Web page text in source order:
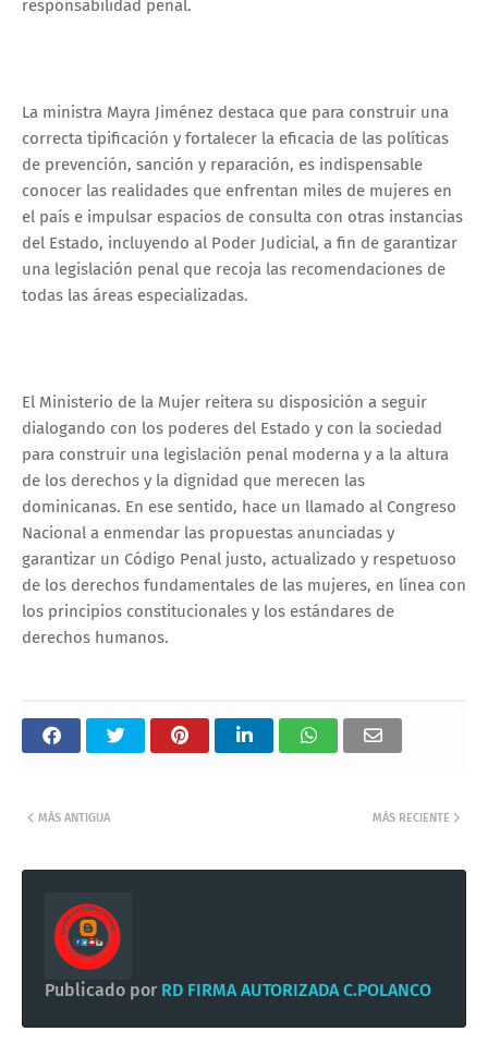
responsabilidad penal.
La ministra Mayra Jiménez destaca que para construir una
correcta tipificación y fortalecer la eficacia de las políticas
de prevención, sanción y reparación, es indispensable
conocer las realidades que enfrentan miles de mujeres en
el país e impulsar espacios de consulta con otras instancias
del Estado, incluyendo al Poder Judicial, a fin de garantizar
una legislación penal que recoja las recomendaciones de
todas las áreas especializadas.
El Ministerio de la Mujer reitera su disposición a seguir
dialogando con los poderes del Estado y con la sociedad
para construir una legislación penal moderna y a la altura
de los derechos y la dignidad que merecen las
dominicanas. En ese sentido, hace un llamado al Congreso
Nacional a enmendar las propuestas anunciadas y
garantizar un Código Penal justo, actualizado y respetuoso
de los derechos fundamentales de las mujeres, en línea con
los principios constitucionales y los estándares de
derechos humanos.
MÁS RECIENTE
MÁS ANTIGUA
Publicado por RD FIRMA AUTORIZADA C.POLANCO